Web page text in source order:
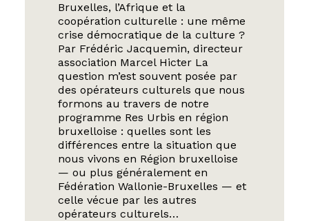
Bruxelles, l’Afrique et la
coopération culturelle : une même
crise démocratique de la culture ?
Par Frédéric Jacquemin, directeur
association Marcel Hicter La
question m’est souvent posée par
des opérateurs culturels que nous
formons au travers de notre
programme Res Urbis en région
bruxelloise : quelles sont les
différences entre la situation que
nous vivons en Région bruxelloise
— ou plus généralement en
Fédération Wallonie-Bruxelles — et
celle vécue par les autres
opérateurs culturels…